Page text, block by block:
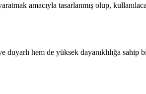
amacıyla tasarlanmış olup,
hem de yüksek dayanıklılığa sahip